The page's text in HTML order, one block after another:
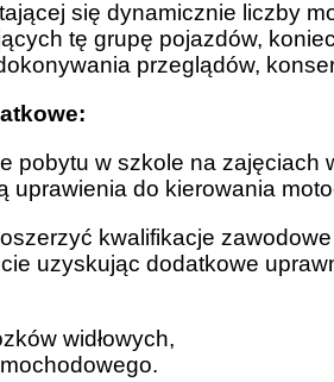
się dynamicznie liczby
tę grupę pojazdów,
przeglądów,
pobytu w szkole na
uprawienia do kierowania
kwalifikacje
uzyskując dodatkowe
widłowych,